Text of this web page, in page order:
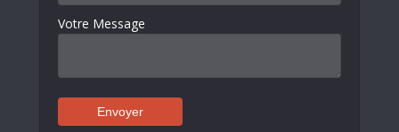
Votre Message